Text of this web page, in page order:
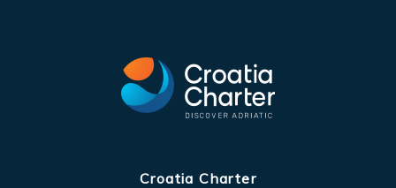
Croatia Charter